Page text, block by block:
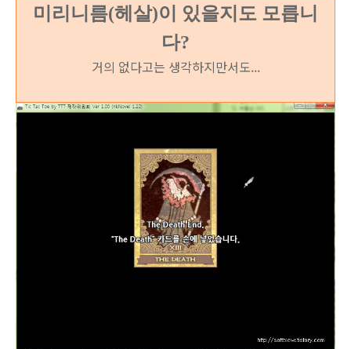
미리니름(헤살)이 있을지도 모릅니
다?
거의 없다고는 생각하지만서도...